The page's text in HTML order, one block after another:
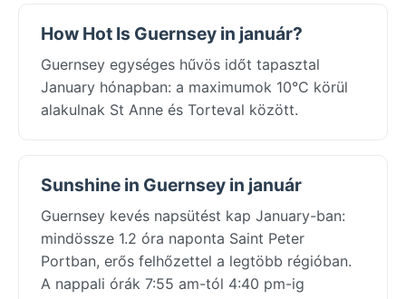
How Hot Is Guernsey in január?
Guernsey egységes hűvös időt tapasztal
January hónapban: a maximumok 10°C körül
alakulnak St Anne és Torteval között.
Sunshine in Guernsey in január
Guernsey kevés napsütést kap January-ban:
mindössze 1.2 óra naponta Saint Peter
Portban, erős felhőzettel a legtöbb régióban.
A nappali órák 7:55 am-tól 4:40 pm-ig